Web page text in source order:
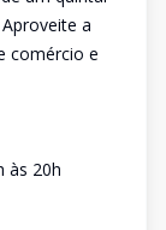
a
comércio e
às 20h